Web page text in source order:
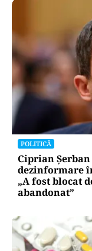
POLITICĂ
Ciprian
dezinformare
„A fost blocat
abandonat”